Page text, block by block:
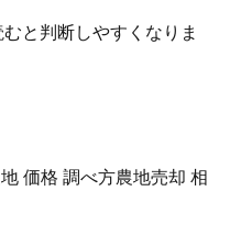
と判断しやすくなりま
価格 調べ方農地売却 相